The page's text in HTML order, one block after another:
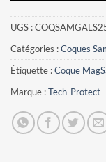
UGS :
Catégories :Coques
Étiquette :Coque
Marque :Tech-Protect